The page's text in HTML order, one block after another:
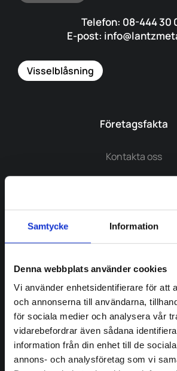
Samtycke Information
Denna webbplats använder cookies
Vi använder enhetsidentifierare för att
och annonserna till användarna,
för sociala medier och analysera vår
vidarebefordrar även sådana
information från din enhet till de
annons- och analysföretag som vi
Telefon: 08-444 30
E-post:
Visselblåsning
Företagsfakta
Kontakta oss
Hållbarhetsrapport
Nyheter
Lantz Järn & Metall AB